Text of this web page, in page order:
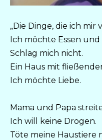
„Die Dinge, die ich mir
Ich möchte Essen und
Schlag mich nicht.
Ein Haus mit
Ich möchte Liebe.
Mama und Papa
Ich will keine Drogen.
Töte meine Haustiere